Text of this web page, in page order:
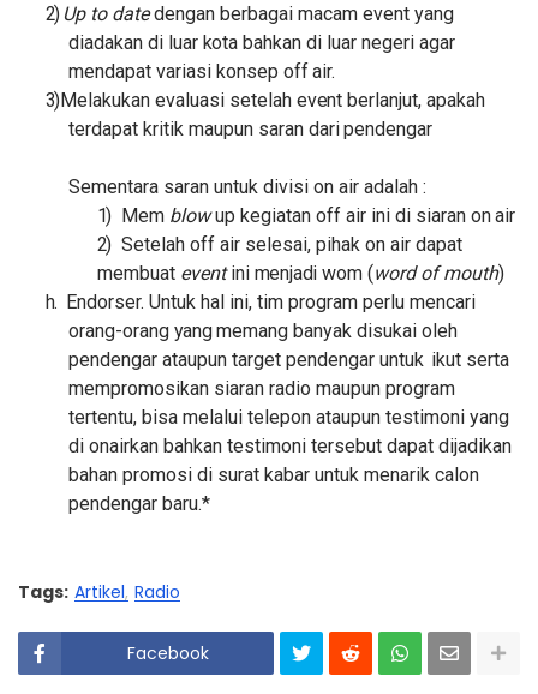
2) Up to datedengan berbagai macam event yang
diadakan di luar kota bahkan di luar negeri agar
mendapat variasi konsep off air.
3)Melakukan evaluasi setelahevent berlanjut, apakah
terdapat kritik maupun saran dari pendengar
Sementara saran untuk divisi on air adalah :
1) Mem blowup kegiatan off air ini di siaran on air
2) Setelah off air selesai, pihak on air dapat
membuat eventini menjadi wom (word of mouth)
h. Endorser. Untuk hal ini, tim program perlu mencari
orang-orang yangmemang banyak disukai oleh
pendengar ataupun target pendengar untuk ikut serta
mempromosikan siaran radio maupun program
tertentu, bisa melalui telepon ataupun testimoni yang
di onairkan bahkan testimoni tersebut dapat dijadikan
bahan promosi di surat kabar untuk menarik calon
pendengar baru.*
Tags: Artikel Radio
Facebook